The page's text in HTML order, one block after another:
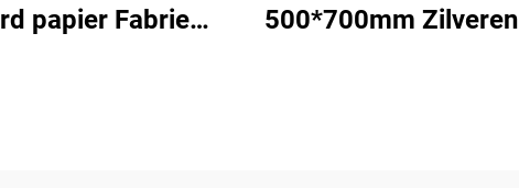
papier Fabriek
500*700mm Zilveren